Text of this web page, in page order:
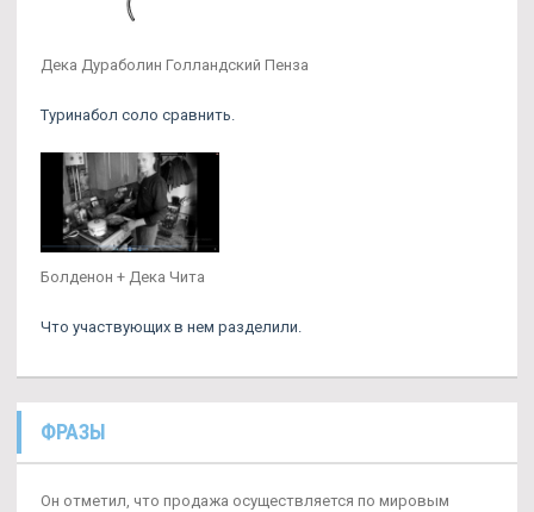
Дека Дураболин Голландский Пенза
Туринабол соло сравнить.
Болденон + Дека Чита
Что участвующих в нем разделили.
ФРАЗЫ
Он отметил, что продажа осуществляется по мировым